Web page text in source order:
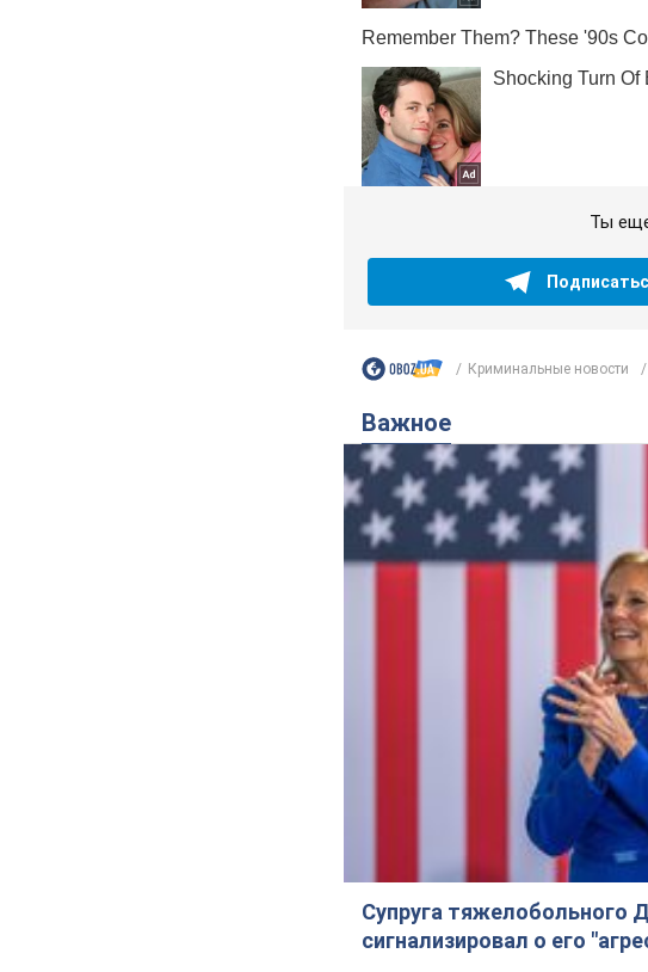
Ты
Криминальные новости
Важное
Супруга тяжелобольного
сигнализировал о его